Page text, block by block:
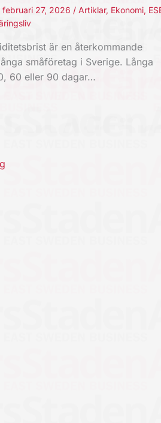
februari 27, 2026 / Artiklar, Ekonomi,
är en återkommande
småföretag i Sverige. Långa
60 eller 90 dagar…